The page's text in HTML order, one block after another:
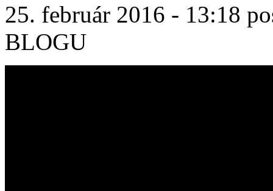
25. február 2016 - 13:18
BLOGU